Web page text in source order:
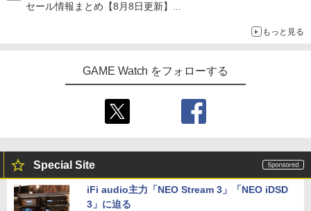
セール情報まとめ【8月8日更新】
もっと見る
GAME Watch をフォローする
Special Site
iFi audio主力「NEO Stream 3」「NEO iDSD
3」に迫る